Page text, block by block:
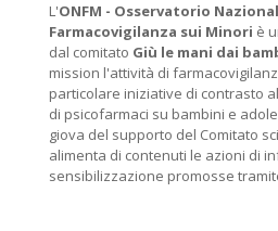
L'ONFM - Osservatorio
Farmacovigilanza sui Minori è
dal comitato Giù le mani dai
mission l'attività di
particolare iniziative di contrasto
di psicofarmaci su bambini e
giova del supporto del Comitato
alimenta di contenuti le azioni di
sensibilizzazione promosse